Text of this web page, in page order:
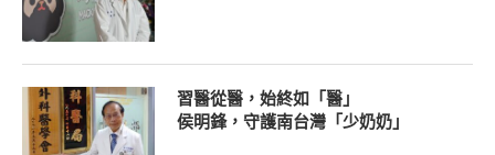
習醫從醫，始終如「醫」
侯明鋒，守護南台灣「少奶奶」